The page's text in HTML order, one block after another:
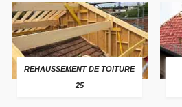
REHAUSSEMENT DE TOITURE
25